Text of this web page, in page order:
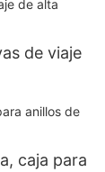
de viaje
caja para